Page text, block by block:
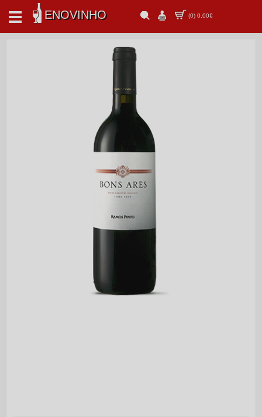
ENOVINHO (0) 0,00€